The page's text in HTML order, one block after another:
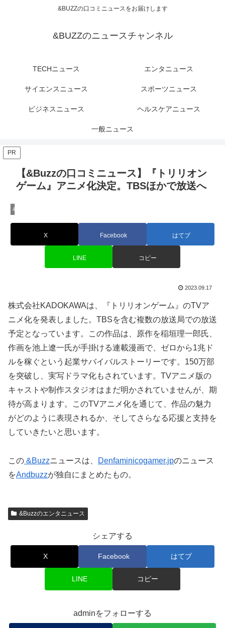
&BUZZの口コミニュースをお届けします
&BUZZのニュースチャンネル
TECHニュース エンタニュース
サイエンスニュース スポーツニュース
ビジネスニュース ヘルスケアニュース
一般ニュース
PR
【&Buzzの口コミニュース】『トリリオン
ゲーム』アニメ化決定。TBSほかで放送へ
&Buzzのエンタニュース
X Facebook はてブ
LINE コピー
2023.09.17
株式会社KADOKAWAは、『トリリオンゲーム』のTVア
ニメ化を発表しました。TBSを含む複数の放送局での放送
予定となっています。この作品は、原作を稲垣理一郎氏、
作画を池上遼一氏が手掛ける連載漫画で、ゼロから1兆ド
ルを稼ぐという起業サバイバルストーリーです。150万部
を突破し、実写ドラマ化もされています。TVアニメ版の
キャストや制作スタジオはまだ明かされていませんが、期
待が高まります。このTVアニメ化を通じて、作品の魅力
がどのように表現されるか、そしてさらなる応援と支持を
していきたいと思います。
この &Buzzニュースは、 Denfaminicogamer.jpのニュース
をAndbuzzが独自にまとめたもの。
&Buzzのエンタニュース
シェアする
X Facebook はてブ
LINE コピー
adminをフォローする